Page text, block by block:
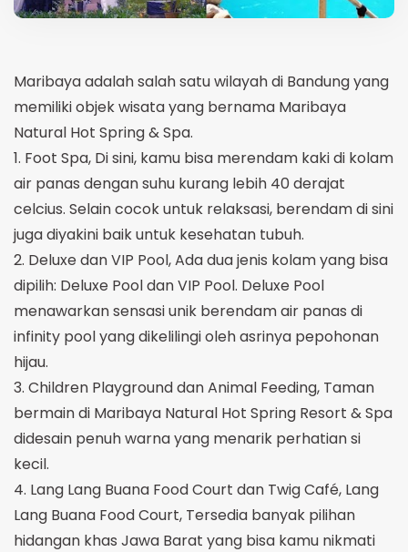
Maribaya adalah salah satu wilayah di Bandung yang
memiliki objek wisata yang bernama Maribaya
Natural Hot Spring & Spa.
1. Foot Spa, Di sini, kamu bisa merendam kaki di kolam
air panas dengan suhu kurang lebih 40 derajat
celcius. Selain cocok untuk relaksasi, berendam di sini
juga diyakini baik untuk kesehatan tubuh.
2. Deluxe dan VIP Pool, Ada dua jenis kolam yang bisa
dipilih: Deluxe Pool dan VIP Pool. Deluxe Pool
menawarkan sensasi unik berendam air panas di
infinity pool yang dikelilingi oleh asrinya pepohonan
hijau.
3. Children Playground dan Animal Feeding, Taman
bermain di Maribaya Natural Hot Spring Resort & Spa
didesain penuh warna yang menarik perhatian si
kecil.
4. Lang Lang Buana Food Court dan Twig Café, Lang
Lang Buana Food Court, Tersedia banyak pilihan
hidangan khas Jawa Barat yang bisa kamu nikmati